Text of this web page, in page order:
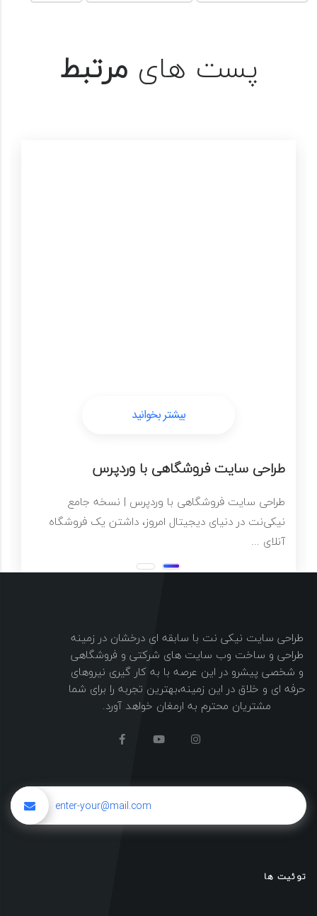
پست های مرتبط
بیشتر بخوانید
بیشتر بخوانید
طراحی سایت فروشگاهی با وردپرس
طراحی سایت فروشگاهی با وردپرس | نسخه جامع
نیکی‌نت در دنیای دیجیتال امروز، داشتن یک فروشگاه
آنلای ...
طراحی سایت نیکی نت با سابقه ای درخشان در زمینه
طراحی و ساخت وب سایت های شرکتی و فروشگاهی
و شخصی پیشرو در این عرصه با به کار گیری نیروهای
حرفه ای و خلاق در این زمینه،بهترین تجربه را برای شما
مشتریان محترم به ارمغان خواهد آورد.
توئیت ها